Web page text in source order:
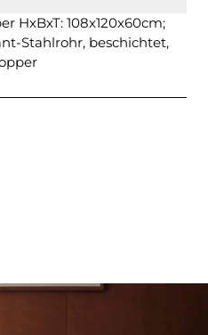
HxBxT: 108x120x60cm;
Stahlrohr, beschichtet,